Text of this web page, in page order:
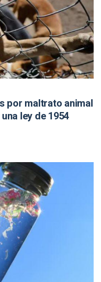
por maltrato animal
ley de 1954